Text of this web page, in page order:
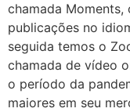
chamada
publicações no
seguida temos o
chamada de vídeo
o período da
maiores em seu